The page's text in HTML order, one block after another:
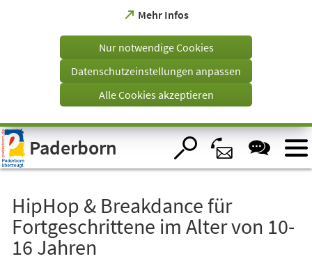
Visuelle
Assistenzsoftware
öffnen.
Mehr Infos
(Öffnet
einem
Tab)
Nur notwendige Cookies
Datenschutzeinstellungen anpassen
Alle Cookies akzeptieren
Paderborn
HipHop & Breakdance für
Fortgeschrittene im Alter von 10-
16 Jahren